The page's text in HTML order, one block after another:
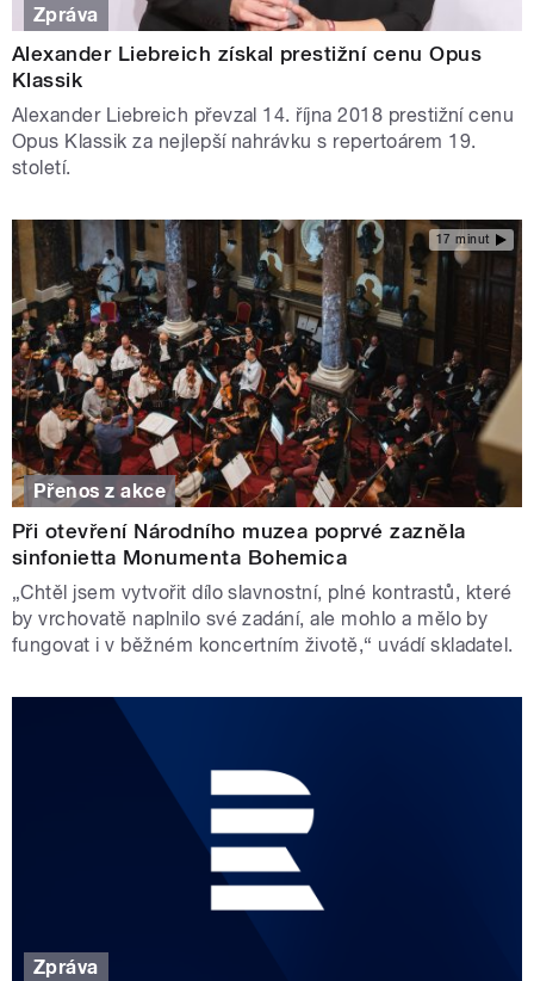
Zpráva
Alexander Liebreich získal prestižní cenu Opus
Klassik
Alexander Liebreich převzal 14. října 2018 prestižní cenu
Opus Klassik za nejlepší nahrávku s repertoárem 19.
století.
17 minut
Přenos z akce
Při otevření Národního muzea poprvé zazněla
sinfonietta Monumenta Bohemica
„Chtěl jsem vytvořit dílo slavnostní, plné kontrastů, které
by vrchovatě naplnilo své zadání, ale mohlo a mělo by
fungovat i v běžném koncertním životě,“ uvádí skladatel.
Zpráva